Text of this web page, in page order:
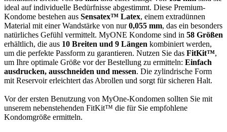
ideal auf individuelle Bedürfnisse abgestimmt. Diese Premium-
Kondome bestehen aus Sensatex™ Latex, einem extradünnen
Material mit einer Wandstärke von nur0,055 mm, das ein besonders
natürliches Gefühl vermittelt. MyONE Kondome sind in 58 Größen
erhältlich, die aus 10 Breiten und 9 Längen kombiniert werden,
um die perfekte Passform zu garantieren. Nutzen Sie das FitKit™,
um Ihre optimale Größe vor der Bestellung zu ermitteln: Einfach
ausdrucken, ausschneiden und messen. Die zylindrische Form
mit Reservoir erleichtert das Abrollen und sorgt für sicheren Halt.
Vor der ersten Benutzung von MyOne-Kondomen sollten Sie mit
unserem nebenstehenden FitKit™ die für Sie empfohlene
Kondomgröße ermitteln.